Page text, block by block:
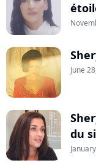
June
du